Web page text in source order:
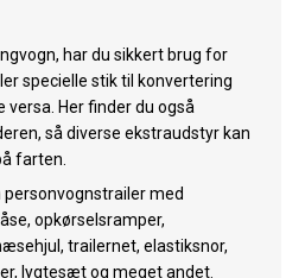
har du sikkert brug for
specielle stik til konvertering
versa. Her finder du også
så diverse ekstraudstyr kan
farten.
med
opkørselsramper,
trailernet, elastiksnor,
lygtesæt og meget andet.